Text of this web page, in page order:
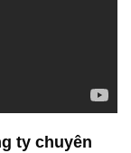
ty chuyên